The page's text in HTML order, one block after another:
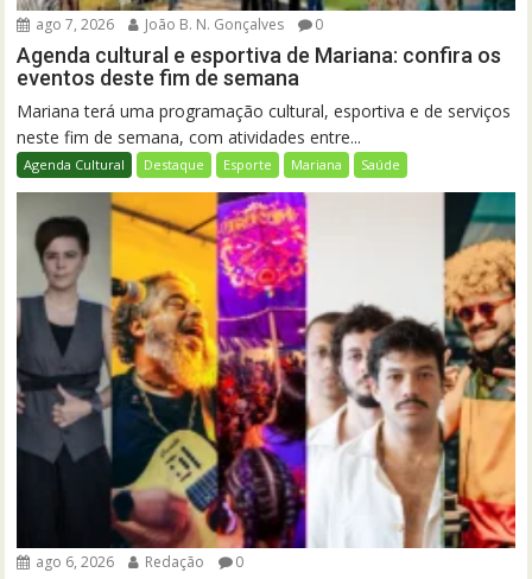
ago 7, 2026 João B. N. Gonçalves 0
Agenda cultural e esportiva de Mariana: confira os
eventos deste fim de semana
Mariana terá uma programação cultural, esportiva e de serviços
neste fim de semana, com atividades entre...
Agenda Cultural Destaque Esporte Mariana Saúde
ago 6, 2026 Redação 0